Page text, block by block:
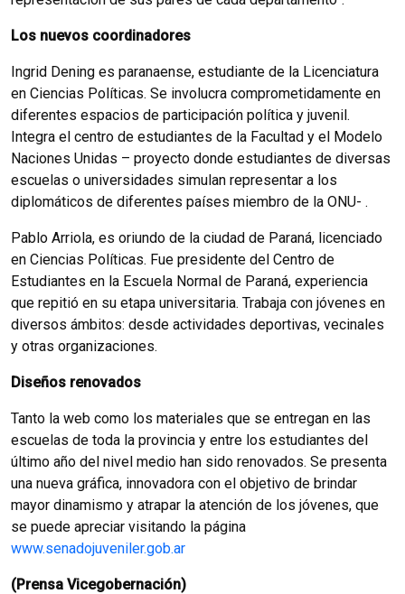
Los nuevos coordinadores
Ingrid Dening es paranaense, estudiante de la Licenciatura
en Ciencias Políticas. Se involucra comprometidamente en
diferentes espacios de participación política y juvenil.
Integra el centro de estudiantes de la Facultad y el Modelo
Naciones Unidas – proyecto donde estudiantes de diversas
escuelas o universidades simulan representar a los
diplomáticos de diferentes países miembro de la ONU- .
Pablo Arriola, es oriundo de la ciudad de Paraná, licenciado
en Ciencias Políticas. Fue presidente del Centro de
Estudiantes en la Escuela Normal de Paraná, experiencia
que repitió en su etapa universitaria. Trabaja con jóvenes en
diversos ámbitos: desde actividades deportivas, vecinales
y otras organizaciones.
Diseños renovados
Tanto la web como los materiales que se entregan en las
escuelas de toda la provincia y entre los estudiantes del
último año del nivel medio han sido renovados. Se presenta
una nueva gráfica, innovadora con el objetivo de brindar
mayor dinamismo y atrapar la atención de los jóvenes, que
se puede apreciar visitando la página
www.senadojuveniler.gob.ar
(Prensa Vicegobernación)